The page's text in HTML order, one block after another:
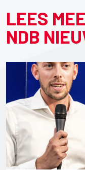
LEES
NDB